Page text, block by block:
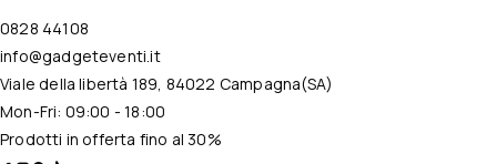
0828 44108
info@gadgeteventi.it
Viale della libertà 189, 84022 Campagna(SA)
Mon-Fri: 09:00 - 18:00
Prodotti in offerta fino al 30%